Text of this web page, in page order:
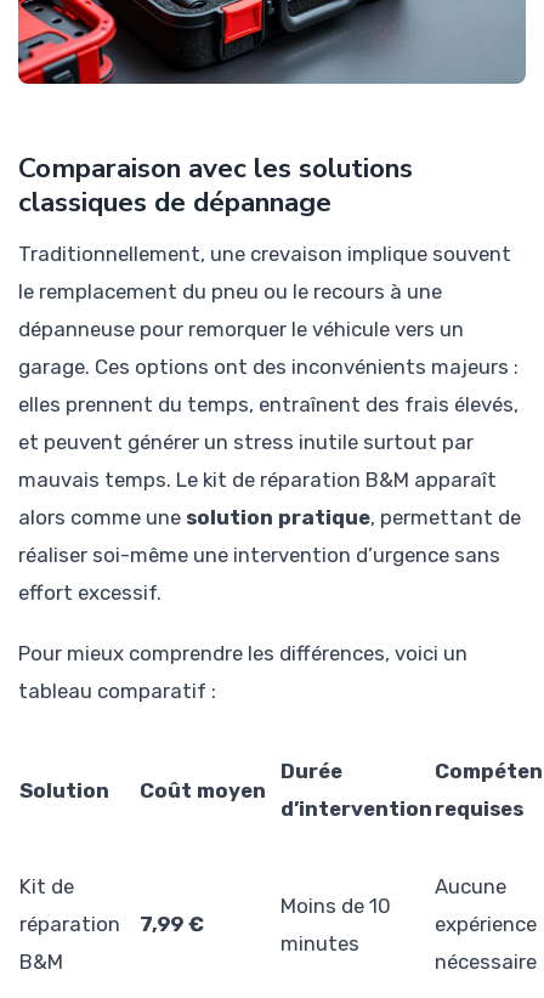
Comparaison avec les solutions
classiques de dépannage
Traditionnellement, une crevaison implique souvent
le remplacement du pneu ou le recours à une
dépanneuse pour remorquer le véhicule vers un
garage. Ces options ont des inconvénients majeurs :
elles prennent du temps, entraînent des frais élevés,
et peuvent générer un stress inutile surtout par
mauvais temps. Le kit de réparation B&M apparaît
alors comme une solution pratique, permettant de
réaliser soi-même une intervention d’urgence sans
effort excessif.
Pour mieux comprendre les différences, voici un
tableau comparatif :
Solution Coût moyen
Durée
d’intervention requises
Kit de
réparation
B&M
7,99 €
Moins de 10
minutes
Aucune
expérience
nécessaire